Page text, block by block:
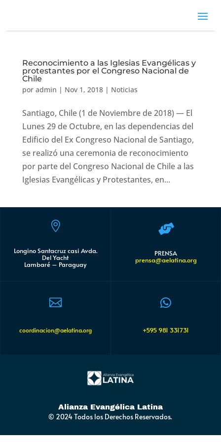
Reconocimiento a las Iglesias Evangélicas y
protestantes por el Congreso Nacional de
Chile
por admin | Nov 1, 2018| Noticias
Santiago, Chile (1 de Noviembre de 2018) — El
Lunes 29 de Octubre, en las dependencias del
Edificio del Ex Congreso Nacional de Santiago,
se realizó una ceremonia de reconocimiento
por parte del Congreso Nacional de Chile a las
Iglesias Evangélicas y Protestantes, en...

Longino Santacruz casi Avda.
Del Yacht
Lambaré – Paraguay

coordinacion@aelatina.org

PRENSA
prensa@aelatina.org

+595 981 331731
Alianza Evangélica Latina
© 2024 Todos los Derechos Reservados.